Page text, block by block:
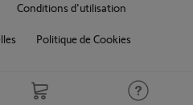
Conditions d'utilisation
Politique de Cookies